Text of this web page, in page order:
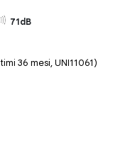
71dB
36 mesi, UNI11061)